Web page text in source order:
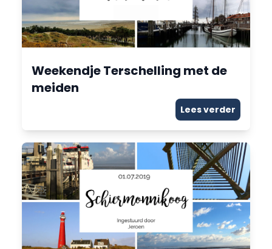
Weekendje Terschelling met de
meiden
Lees verder